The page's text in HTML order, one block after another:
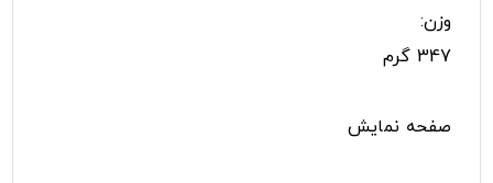
وزن:
347 گرم
صفحه نمایش